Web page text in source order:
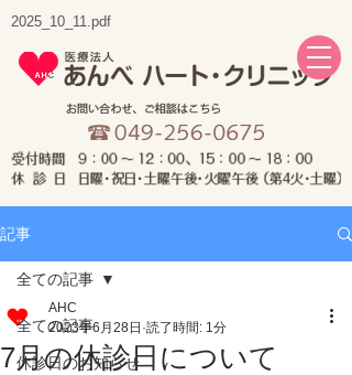
2025_10_11.pdf
記事
全ての記事
休診日のお知らせ
全ての記事
7月の休診日について
AHC
2023年6月28日 読了時間: 1分